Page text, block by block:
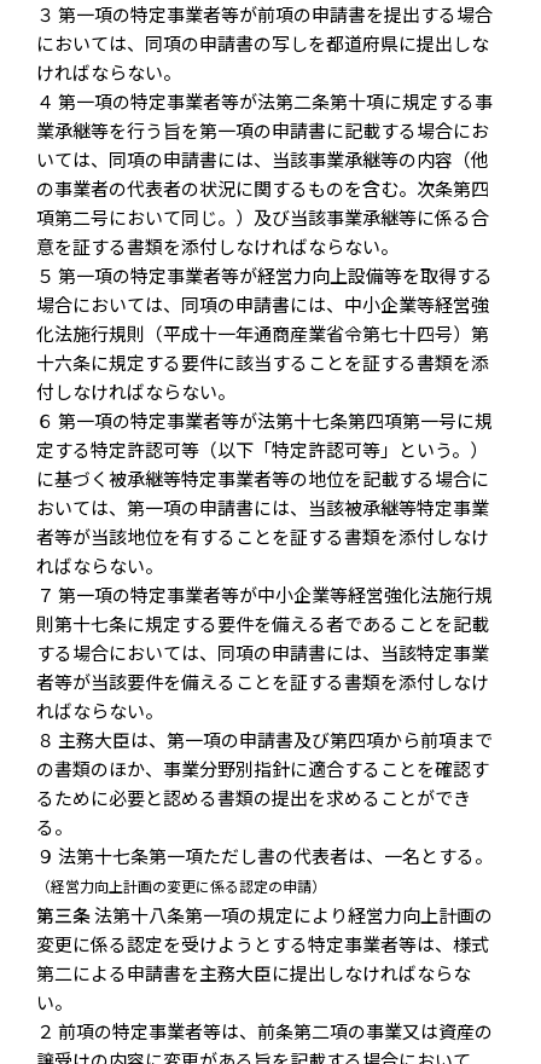
３ 第一項の特定事業者等が前項の申請書を提出する場合
においては、同項の申請書の写しを都道府県に提出しな
ければならない。
４ 第一項の特定事業者等が法第二条第十項に規定する事
業承継等を行う旨を第一項の申請書に記載する場合にお
いては、同項の申請書には、当該事業承継等の内容（他
の事業者の代表者の状況に関するものを含む。次条第四
項第二号において同じ。）及び当該事業承継等に係る合
意を証する書類を添付しなければならない。
５ 第一項の特定事業者等が経営力向上設備等を取得する
場合においては、同項の申請書には、中小企業等経営強
化法施行規則（平成十一年通商産業省令第七十四号）第
十六条に規定する要件に該当することを証する書類を添
付しなければならない。
６ 第一項の特定事業者等が法第十七条第四項第一号に規
定する特定許認可等（以下「特定許認可等」という。）
に基づく被承継等特定事業者等の地位を記載する場合に
おいては、第一項の申請書には、当該被承継等特定事業
者等が当該地位を有することを証する書類を添付しなけ
ればならない。
７ 第一項の特定事業者等が中小企業等経営強化法施行規
則第十七条に規定する要件を備える者であることを記載
する場合においては、同項の申請書には、当該特定事業
者等が当該要件を備えることを証する書類を添付しなけ
ればならない。
８ 主務大臣は、第一項の申請書及び第四項から前項まで
の書類のほか、事業分野別指針に適合することを確認す
るために必要と認める書類の提出を求めることができ
る。
９ 法第十七条第一項ただし書の代表者は、一名とする。
（経営力向上計画の変更に係る認定の申請）
第三条法第十八条第一項の規定により経営力向上計画の
変更に係る認定を受けようとする特定事業者等は、様式
第二による申請書を主務大臣に提出しなければならな
い。
２ 前項の特定事業者等は、前条第二項の事業又は資産の